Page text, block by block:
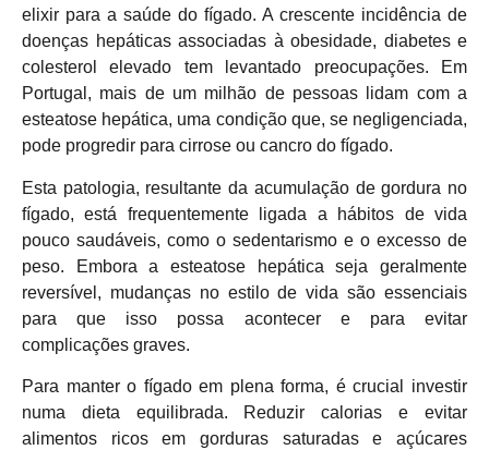
elixir para a saúde do fígado. A crescente incidência de
doenças hepáticas associadas à obesidade, diabetes e
colesterol elevado tem levantado preocupações. Em
Portugal, mais de um milhão de pessoas lidam com a
esteatose hepática, uma condição que, se negligenciada,
pode progredir para cirrose ou cancro do fígado.
Esta patologia, resultante da acumulação de gordura no
fígado, está frequentemente ligada a hábitos de vida
pouco saudáveis, como o sedentarismo e o excesso de
peso. Embora a esteatose hepática seja geralmente
reversível, mudanças no estilo de vida são essenciais
para que isso possa acontecer e para evitar
complicações graves.
Para manter o fígado em plena forma, é crucial investir
numa dieta equilibrada. Reduzir calorias e evitar
alimentos ricos em gorduras saturadas e açúcares